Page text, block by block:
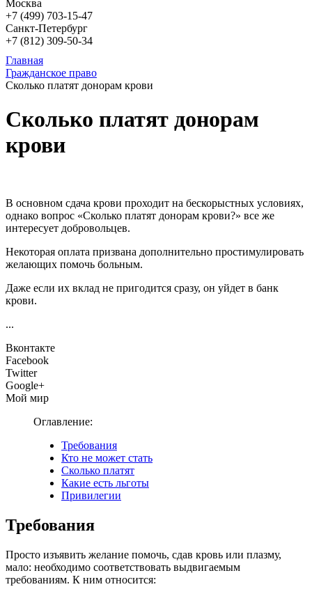
Москва
+7 (499) 703-15-47
Санкт-Петербург
+7 (812) 309-50-34
Главная
Гражданское право
Сколько платят донорам крови
Сколько платят донорам
крови
В основном сдача крови проходит на бескорыстных условиях,
однако вопрос «Сколько платят донорам крови?» все же
интересует добровольцев.
Некоторая оплата призвана дополнительно простимулировать
желающих помочь больным.
Даже если их вклад не пригодится сразу, он уйдет в банк
крови.
...
Вконтакте
Facebook
Twitter
Google+
Мой мир
Оглавление:
Требования
Кто не может стать
Сколько платят
Какие есть льготы
Привилегии
Требования
Просто изъявить желание помочь, сдав кровь или плазму,
мало: необходимо соответствовать выдвигаемым
требованиям. К ним относится: